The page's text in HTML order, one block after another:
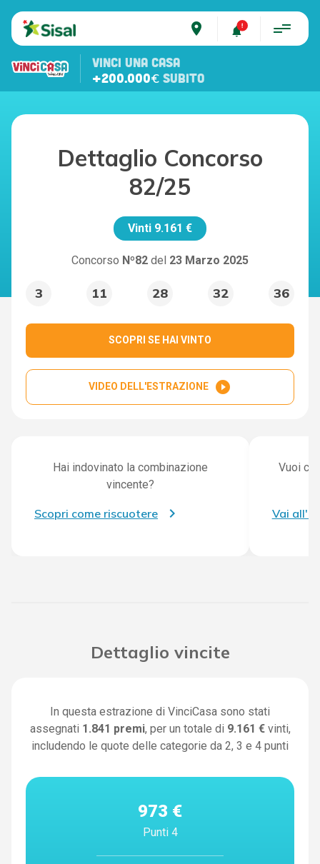
place
VINCI UNA CASA
+200.000€ SUBITO
Dettaglio Concorso
82/25
Vinti 9.161 €
Concorso Nº82 del 23 Marzo 2025
3 11 28 32 36
SCOPRI SE HAI VINTO
VIDEO DELL'ESTRAZIONE play_circle_filled
Hai indovinato la combinazione
vincente?
Scopri come riscuotere
Vuoi
Vai
Dettaglio vincite
In questa estrazione di VinciCasa sono stati
assegnati 1.841 premi, per un totale di 9.161 €vinti,
includendo le quote delle categorie da 2, 3 e 4 punti
973 €
Punti 4